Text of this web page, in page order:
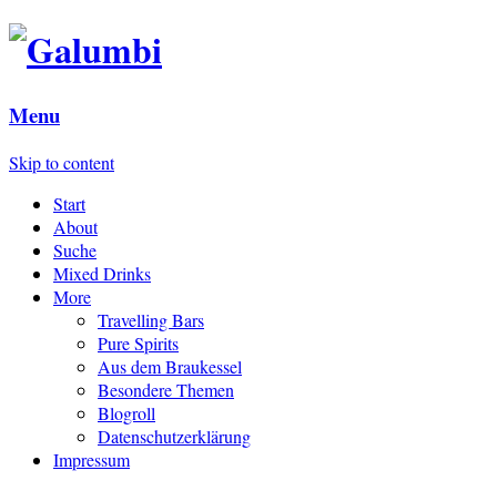
Menu
Skip to content
Start
About
Suche
Mixed Drinks
More
Travelling Bars
Pure Spirits
Aus dem Braukessel
Besondere Themen
Blogroll
Datenschutzerklärung
Impressum